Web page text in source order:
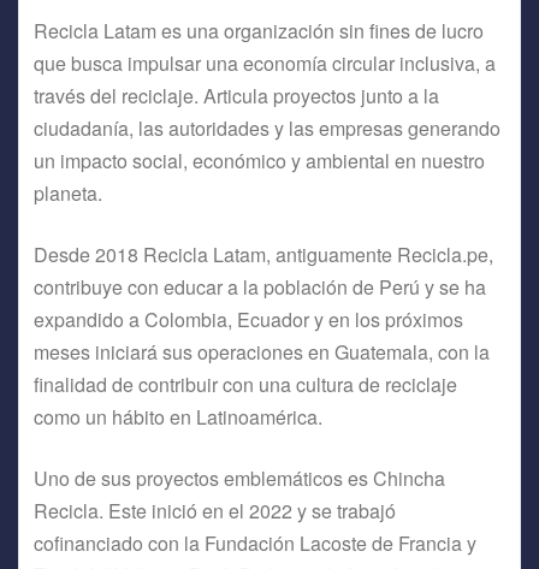
Recicla Latam es una organización sin fines de lucro
que busca impulsar una economía circular inclusiva, a
través del reciclaje. Articula proyectos junto a la
ciudadanía, las autoridades y las empresas generando
un impacto social, económico y ambiental en nuestro
planeta.
Desde 2018 Recicla Latam, antiguamente Recicla.pe,
contribuye con educar a la población de Perú y se ha
expandido a Colombia, Ecuador y en los próximos
meses iniciará sus operaciones en Guatemala, con la
finalidad de contribuir con una cultura de reciclaje
como un hábito en Latinoamérica.
Uno de sus proyectos emblemáticos es Chincha
Recicla. Este inició en el 2022 y se trabajó
cofinanciado con la Fundación Lacoste de Francia y